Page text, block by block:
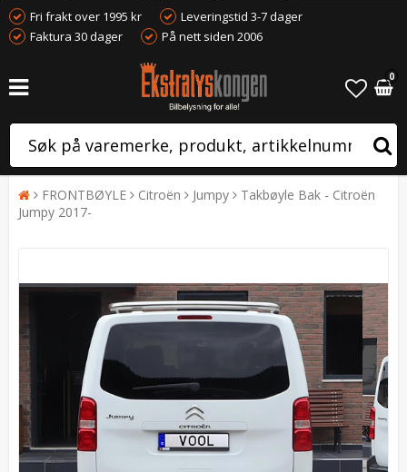
Fri frakt over 1995 kr
Leveringstid 3-7 dager
Faktura 30 dager
På nett siden 2006
0
FRONTBØYLE Citroën Jumpy
Takbøyle Bak - Citroën
Jumpy 2017-